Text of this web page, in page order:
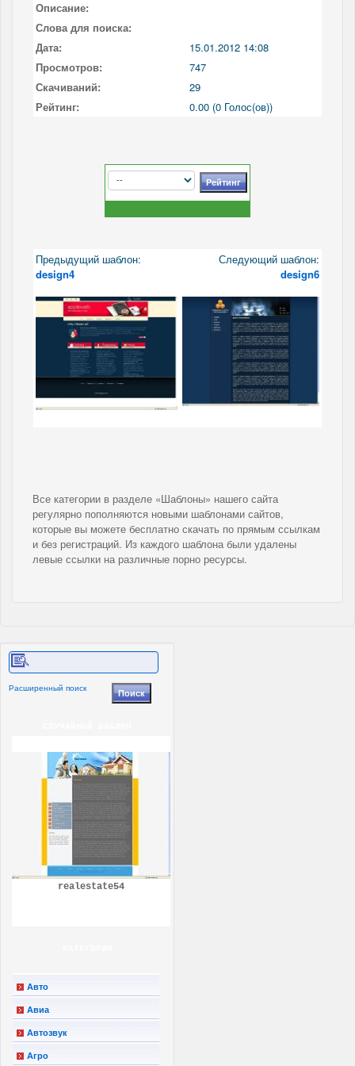
Описание:
Слова для поиска:
Дата:
15.01.2012 14:08
Просмотров:
747
Скачиваний:
29
Рейтинг:
0.00 (0 Голос(ов))
Предыдущий шаблон:
design4
Следующий шаблон:
design6
Все категории в разделе «Шаблоны» нашего сайта
регулярно пополняются новыми шаблонами сайтов,
которые вы можете бесплатно скачать по прямым ссылкам
и без регистраций. Из каждого шаблона были удалены
левые ссылки на различные порно ресурсы.
Расширенный поиск
realestate54
Авто
Авиа
Автозвук
Агро